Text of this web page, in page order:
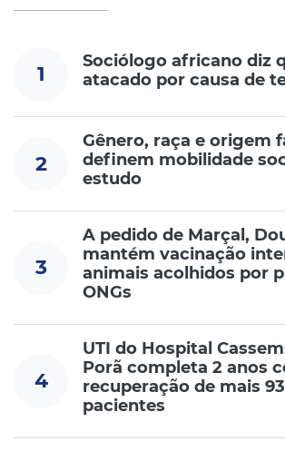
1
Sociólogo africano diz
atacado por causa de
2
Gênero, raça e origem
definem mobilidade
estudo
3
A pedido de Marçal,
mantém vacinação
animais acolhidos por
ONGs
4
UTI do Hospital
Porã completa 2 anos
recuperação de mais
pacientes